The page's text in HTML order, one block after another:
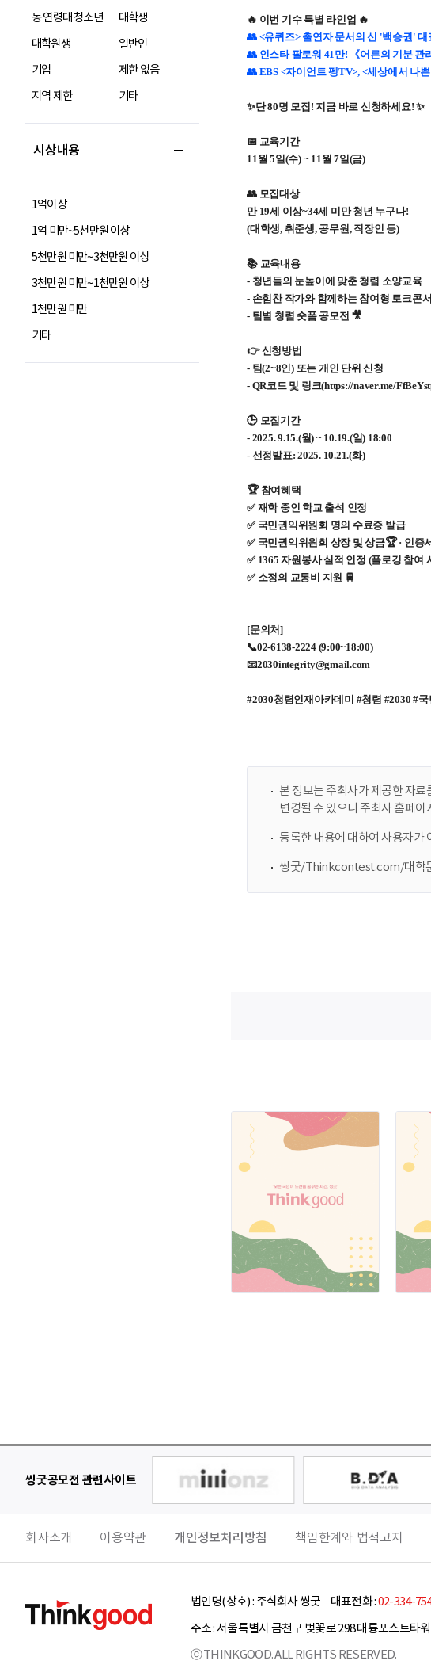
동 연령대 청소년
대학생
대학원생
일반인
기업
제한 없음
지역 제한
기타
시상내용
1억이상
1억 미만~5천만원 이상
5천만원 미만~3천만원 이상
3천만원 미만~1천만원 이상
1천만원 미만
기타
본 정보는 주최사가 제공한 자료
변경될 수 있으니 주최사 홈페
등록한 내용에 대하여 사용자가
씽굿/Thinkcontest.com/대학문
씽굿공모전 관련사이트
회사소개 이용약관 개인정보처리방침 책임한계와 법적고지
법인명(상호) :주식회사 씽굿 대표전화 :02-334-
주소 :서울특별시 금천구 벚꽃로 298 대륭포스트타
ⓒ THINKGOOD. ALL RIGHTS RESERVED.